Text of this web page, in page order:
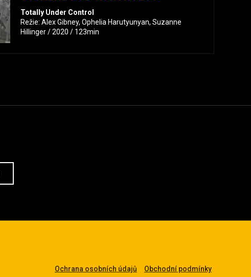
Totally Under Control
Režie: Alex Gibney, Ophelia Harutyunyan, Suzanne
Hillinger / 2020 / 123min
Ochrana osobních údajů Obchodní podmínky